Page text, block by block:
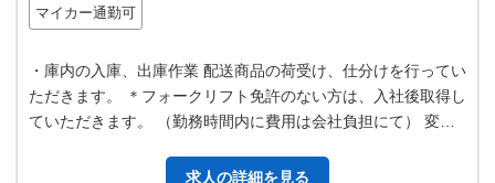
マイカー通勤可
・庫内の入庫、出庫作業 配送商品の荷受け、仕分けを行ってい
ただきます。 ＊フォークリフト免許のない方は、入社後取得し
ていただきます。 （勤務時間内に費用は会社負担にて） 変更
求人の詳細を見る